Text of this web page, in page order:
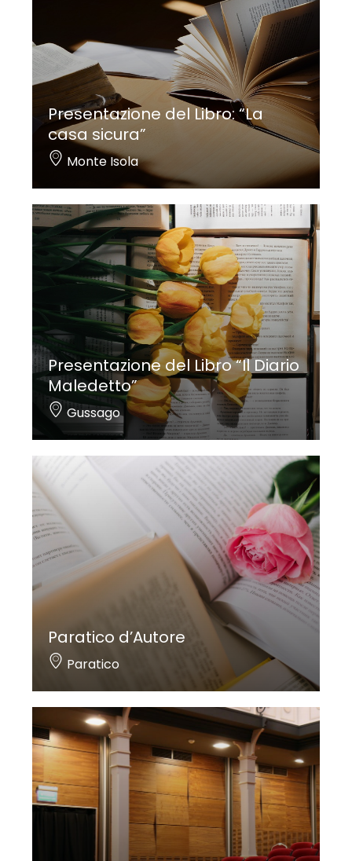
Presentazione del Libro: “La
casa sicura”
Monte Isola
Presentazione del Libro “Il Diario
Maledetto”
Gussago
Paratico d’Autore
Paratico